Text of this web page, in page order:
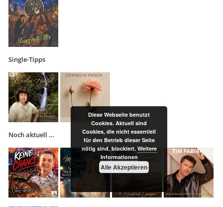
Single-Tipps
Noch aktuell …
Diese Webseite benutzt
Cookies. Aktuell sind
Cookies, die nicht essentiell
für den Betrieb dieser Seite
nötig sind, blockiert. Weitere
Informationen
Alle Akzeptieren